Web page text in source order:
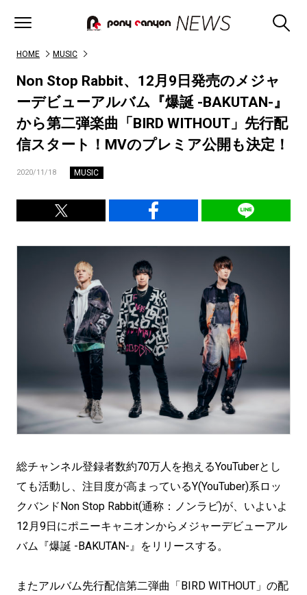
HOME MUSIC
Non Stop Rabbit、12月9日発売のメジャ
ーデビューアルバム『爆誕 -BAKUTAN-』
から第二弾楽曲「BIRD WITHOUT」先行配
信スタート！MVのプレミア公開も決定！
2020/11/18 MUSIC
総チャンネル登録者数約70万人を抱えるYouTuberとし
ても活動し、注目度が高まっているY(YouTuber)系ロッ
クバンドNon Stop Rabbit(通称：ノンラビ)が、いよいよ
12月9日にポニーキャニオンからメジャーデビューアル
バム『爆誕 -BAKUTAN-』をリリースする。
またアルバム先行配信第二弾曲「BIRD WITHOUT」の配